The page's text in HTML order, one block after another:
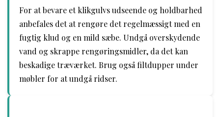
For at bevare et klikgulvs udseende og holdbarhed
anbefales det at rengøre det regelmæssigt med en
fugtig klud og en mild sæbe. Undgå overskydende
vand og skrappe rengøringsmidler, da det kan
beskadige træværket. Brug også filtdupper under
møbler for at undgå ridser.